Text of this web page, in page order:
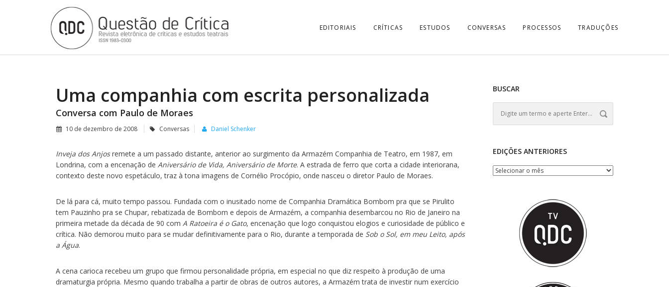
EDITORIAIS CRÍTICAS ESTUDOS CONVERSAS PROCESSOS TRADUÇÕES
Uma companhia com escrita personalizada
Conversa com Paulo de Moraes
10 de dezembro de 2008 Conversas Daniel Schenker
Inveja dos Anjosremete a um passado distante, anterior ao surgimento da Armazém Companhia de Teatro, em 1987, em
Londrina, com a encenação de Aniversário de Vida, Aniversário de Morte. A estrada de ferro que corta a cidade interiorana,
contexto deste novo espetáculo, traz à tona imagens de Cornélio Procópio, onde nasceu o diretor Paulo de Moraes.
De lá para cá, muito tempo passou. Fundada com o inusitado nome de Companhia Dramática Bombom pra que se Pirulito
tem Pauzinho pra se Chupar, rebatizada de Bombom e depois de Armazém, a companhia desembarcou no Rio de Janeiro na
primeira metade da década de 90 com A Ratoeira é o Gato, encenação que logo conquistou elogios e curiosidade de público e
crítica. Não demorou muito para se mudar definitivamente para o Rio, durante a temporada de Sob o Sol, em meu Leito, após
a Água.
A cena carioca recebeu um grupo que firmou personalidade própria, em especial no que diz respeito à produção de uma
dramaturgia própria. Mesmo quando trabalha a partir de obras de outros autores, a Armazém trata de investir num exercício
BUSCAR
EDIÇÕES ANTERIORES